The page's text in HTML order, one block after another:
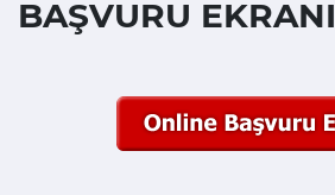
BAŞVURU EKRANI